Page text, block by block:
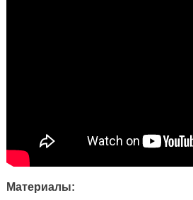
Материалы: